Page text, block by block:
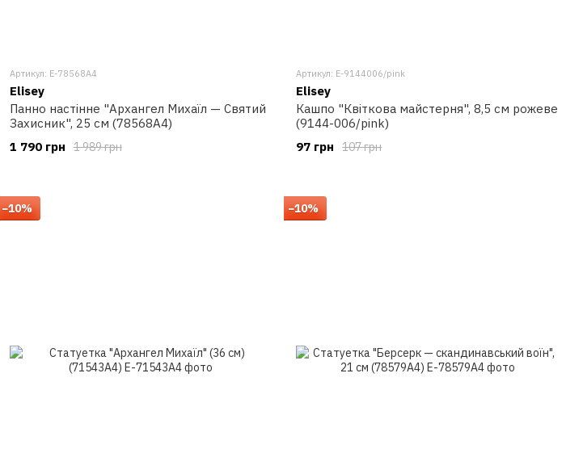
Артикул: E-78568A4
Elisey
Панно настінне "Архангел Михаїл — Святий
Захисник", 25 см (78568A4)
1 989 грн
1 790 грн
Артикул: E-9144006/pink
Elisey
Кашпо "Квіткова майстерня", 8,5 см рожеве
(9144-006/pink)
107 грн
97 грн
−10% −10%